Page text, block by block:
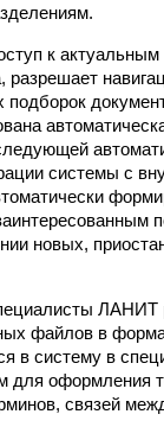
к
разрешает
системы с
новых,
ЛАНИТ
файлов в
в систему в
оформления
связей